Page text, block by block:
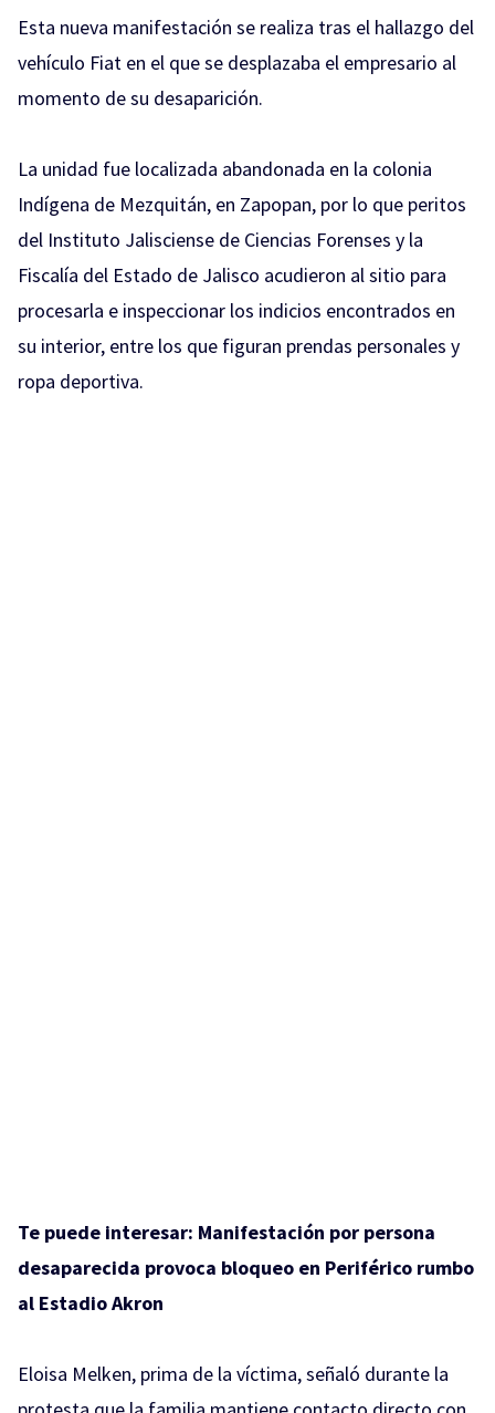
Esta nueva manifestación se realiza tras el hallazgo del
vehículo Fiat en el que se desplazaba el empresario al
momento de su desaparición.
La unidad fue localizada abandonada en la colonia
Indígena de Mezquitán, en Zapopan, por lo que peritos
del Instituto Jalisciense de Ciencias Forenses y la
Fiscalía del Estado de Jalisco acudieron al sitio para
procesarla e inspeccionar los indicios encontrados en
su interior, entre los que figuran prendas personales y
ropa deportiva.
Te puede interesar: Manifestación por persona
desaparecida provoca bloqueo en Periférico rumbo
al Estadio Akron
Eloisa Melken, prima de la víctima, señaló durante la